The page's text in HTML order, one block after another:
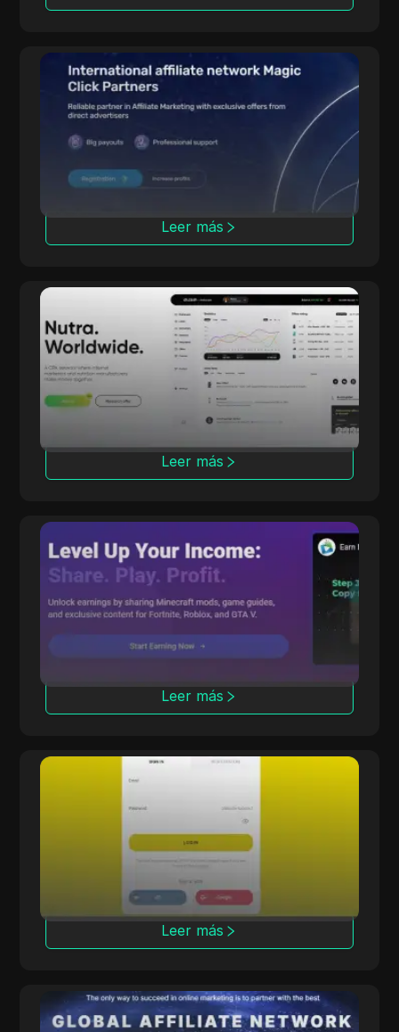
Magic Click
Magic Click colabora con más de 10,000
afiliados, ofreciendo más de 500 productos
de iGaming a través de sólidas asociaciones.
Leer más
dr.cash
Con 6 años de experiencia, dr.cash ofrece
más de 2000 productos Nutra en 200
regiones, incluyendo lugares exóticos.
Leer más
CPALead
CPALead se especializa en marketing de
plataforma de pujas en tiempo real y un
Leer más
Offerrum, activa desde 2010, ofrece 2000
ofertas, incluyendo 250 exclusivas para
Leer más
ClickDealer